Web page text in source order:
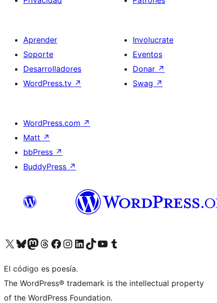
Aprender
Soporte
Desarrolladores
WordPress.tv ↗
Involucrate
Eventos
Donar ↗
Swag ↗
WordPress.com ↗
Matt ↗
bbPress ↗
BuddyPress ↗
Visitá nuestra cuenta de X (anteriormente Twitter)
Visitá nuestra cuenta de Bluesky
Visitá nuestra cuenta de Mastodon
Visitá nuestra cuenta de Threads
Visitá nuestra página de Facebook
Visitá nuestra cuenta de Instagram
Visitá nuestra cuenta de LinkedIn
Visitá nuestra cuenta de TikTok
Visitá nuestro canal de YouTube
Visitá nuestra cuenta de Tumblr
El código es poesía.
The WordPress® trademark is the intellectual property
of the WordPress Foundation.